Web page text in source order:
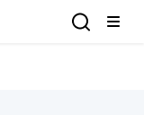
Open